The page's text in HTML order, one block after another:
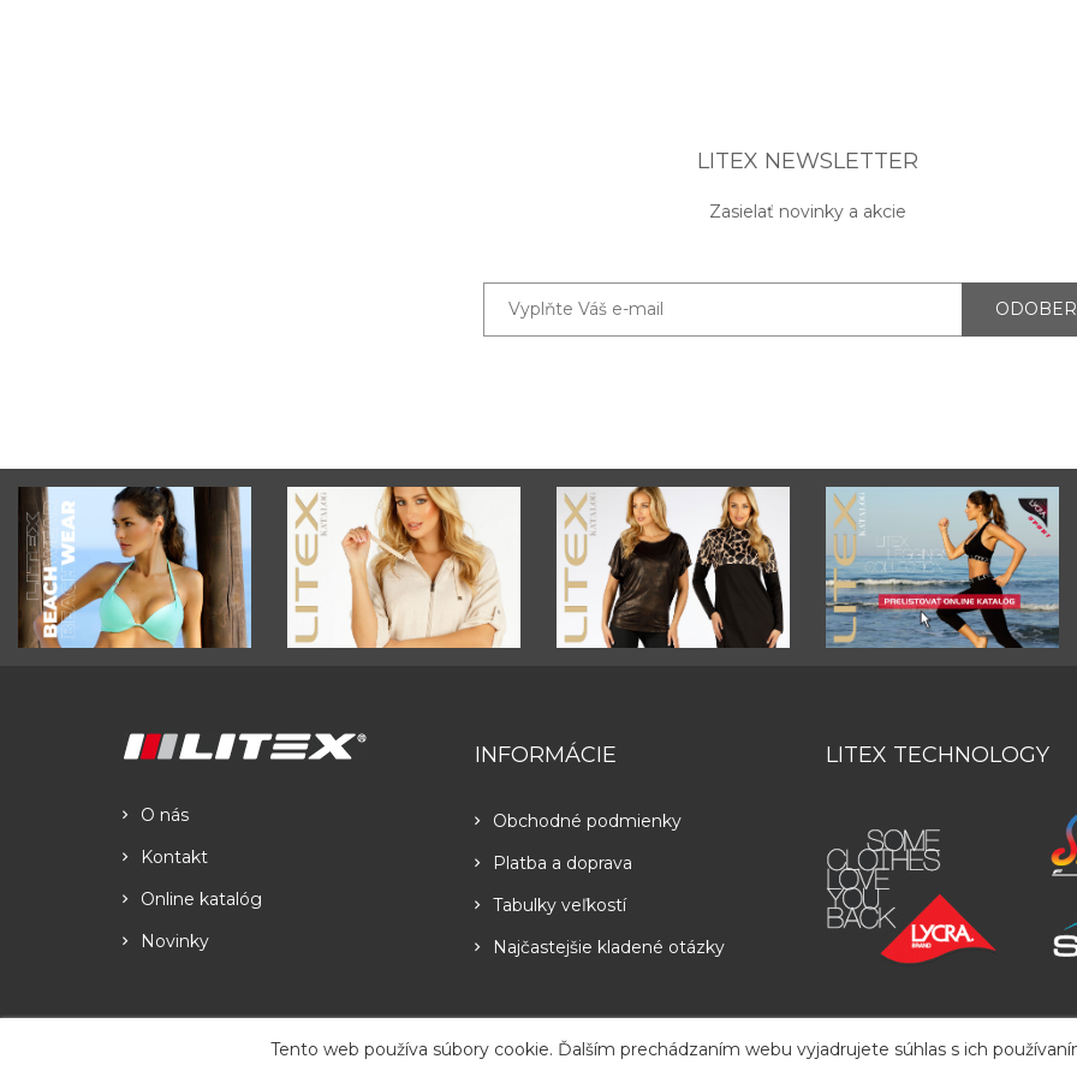
LITEX NEWSLETTER
Zasielať novinky a akcie
Tento web používa súbory cookie. Ďalším prechádzaním webu vyjadrujete súhlas s ich
O nás
Kontakt
Online katalóg
Novinky
INFORMÁCIE
Obchodné podmienky
Platba a doprava
Tabulky veľkostí
Najčastejšie kladené otázky
LITEX TECHNOLOGY
Copyright LITEX . All Rights Reserved.